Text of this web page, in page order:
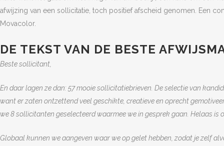
afwijzing van een sollicitatie, toch positief afscheid genomen. Een
Movacolor.
DE TEKST VAN DE BESTE
Beste sollicitant,
En daar lagen ze dan: 57 mooie sollicitatiebrieven. De selectie van
want er zaten ontzettend veel geschikte, creatieve en oprecht
we 8 sollicitanten geselecteerd waarmee we in gesprek gaan. Helaas is
Globaal kunnen we aangeven waar we op gelet hebben, zodat je zelf